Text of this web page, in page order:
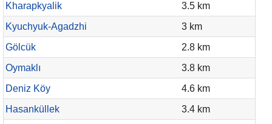
Kharapkyalik
3.5 km
Kyuchyuk-Agadzhi
3 km
Gölcük
2.8 km
Oymaklı
3.8 km
Deniz Köy
4.6 km
Hasanküllek
3.4 km